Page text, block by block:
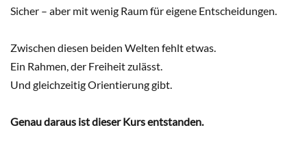
Sicher – aber mit wenig Raum für eigene Entscheidungen.
Zwischen diesen beiden Welten fehlt etwas.
Ein Rahmen, der Freiheit zulässt.
Und gleichzeitig Orientierung gibt.
Genau daraus ist dieser Kurs entstanden.